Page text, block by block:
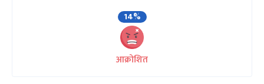
14%
आक्रोशित